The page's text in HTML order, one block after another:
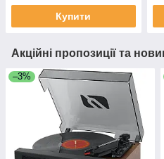
Купити
Акційні пропозиції та
–3%